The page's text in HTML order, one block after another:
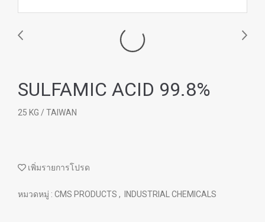
SULFAMIC ACID 99.8%
25 KG / TAIWAN
เพิ่มรายการโปรด
หมวดหมู่ : CMS PRODUCTS , INDUSTRIAL CHEMICALS